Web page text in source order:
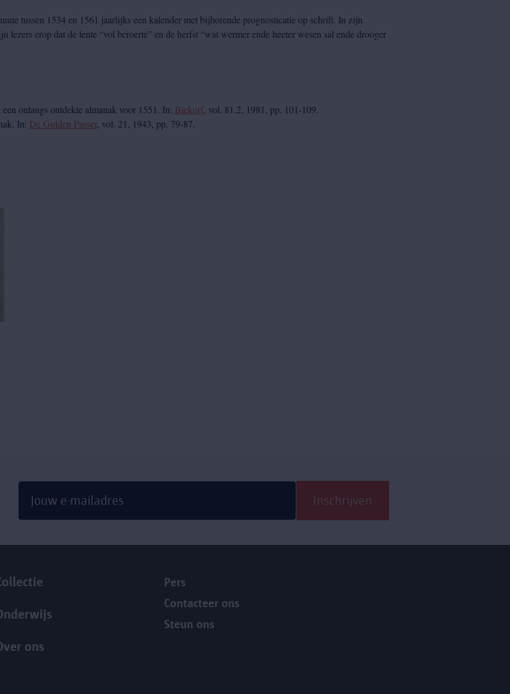
tussen 1534 en 1561 jaarlijks een kalender met bijhorende prognosticatie op schrift. In zijn
lezers erop dat de lente “vol beroerte” en de herfst “wat wermer ende heeter wesen sal ende drooger
onlangs ontdekte almanak voor 1551. In: Biekorf, vol. 81.2, 1981, pp. 101-109.
In: De Gulden Passer, vol. 21, 1943, pp. 79-87.
ons
Pers
Contacteer ons
Steun ons